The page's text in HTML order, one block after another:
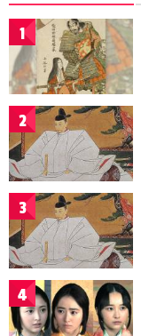
1
2
3
4